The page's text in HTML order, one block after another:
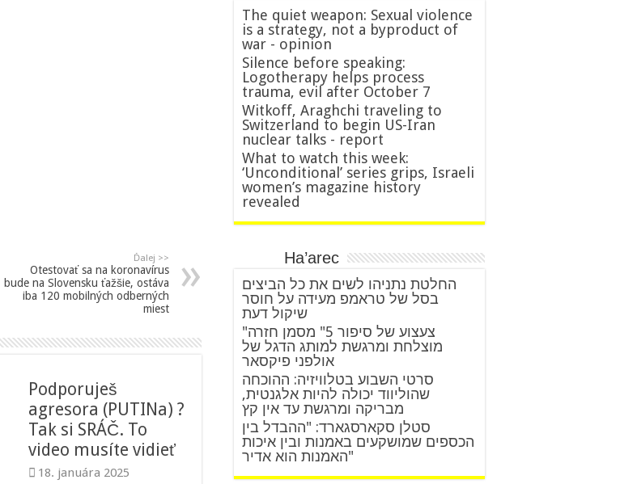
Ďalej >>
Otestovať sa na koronavírus
bude na Slovensku ťažšie, ostáva
iba 120 mobilných odberných
miest
Podporuješ
agresora (PUTINa) ?
Tak si SRÁČ. To
video musíte vidieť
18. januára 2025
The quiet weapon: Sexual violence
is a strategy, not a byproduct of
war - opinion
Silence before speaking:
Logotherapy helps process
trauma, evil after October 7
Witkoff, Araghchi traveling to
Switzerland to begin US-Iran
nuclear talks - report
What to watch this week:
‘Unconditional’ series grips, Israeli
women’s magazine history
revealed
Ha’arec
החלטת נתניהו לשים את כל הביצים
בסל של טראמפ מעידה על חוסר
שיקול דעת
"צעצוע של סיפור 5" מסמן חזרה
מוצלחת ומרגשת למותג הדגל של
אולפני פיקסאר
סרטי השבוע בטלוויזיה: ההוכחה
שהוליווד יכולה להיות אלגנטית,
מבריקה ומרגשת עד אין קץ
סטלן סקארסגארד: "ההבדל בין
הכספים שמושקעים באמנות ובין איכות
האמנות הוא אדיר"